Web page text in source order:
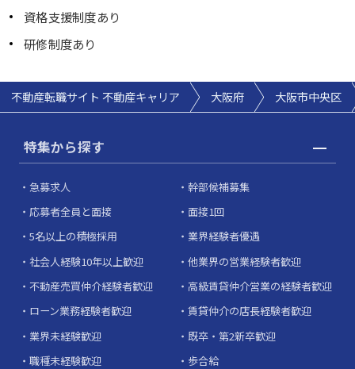
資格支援制度あり
研修制度あり
不動産転職サイト 不動産キャリア 大阪府 大阪市中央区
特集から探す
急募求人
幹部候補募集
応募者全員と面接
面接1回
5名以上の積極採用
業界経験者優遇
社会人経験10年以上歓迎
他業界の営業経験者歓迎
不動産売買仲介経験者歓迎
高級賃貸仲介営業の経験者歓迎
ローン業務経験者歓迎
賃貸仲介の店長経験者歓迎
業界未経験歓迎
既卒・第2新卒歓迎
職種未経験歓迎
歩合給